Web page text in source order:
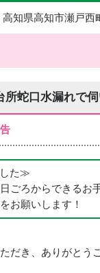
高知県高知市瀬戸西
蛇口水漏れで伺
した≫
ごろからできるお
お願いします！
だき、ありがとう